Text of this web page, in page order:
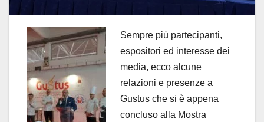
Sempre più partecipanti,
espositori ed interesse dei
media, ecco alcune
relazioni e presenze a
Gustus che si è appena
concluso alla Mostra